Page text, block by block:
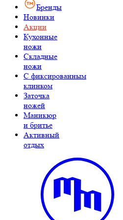
Бренды
Новинки
Акции
Кухонные
ножи
Складные
ножи
C фиксированным
клинком
Заточка
ножей
Маникюр
и бритье
Активный
отдых